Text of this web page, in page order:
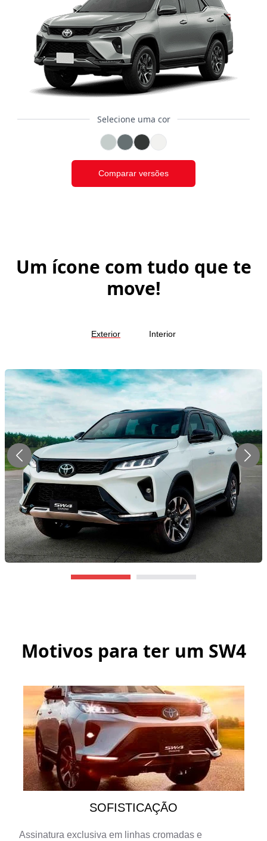
Selecione uma cor
Comparar versões
Um ícone com tudo que te
move!
Exterior Interior
Motivos para ter um SW4
SOFISTICAÇÃO
Assinatura exclusiva em linhas cromadas e